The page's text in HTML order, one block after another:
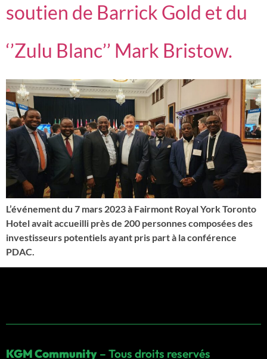
soutien de Barrick Gold et du
‘’Zulu Blanc’’ Mark Bristow.
L’événement du 7 mars 2023 à Fairmont Royal York Toronto
Hotel avait accueilli près de 200 personnes composées des
investisseurs potentiels ayant pris part à la conférence
PDAC.
KGM Community – Tous droits reservés